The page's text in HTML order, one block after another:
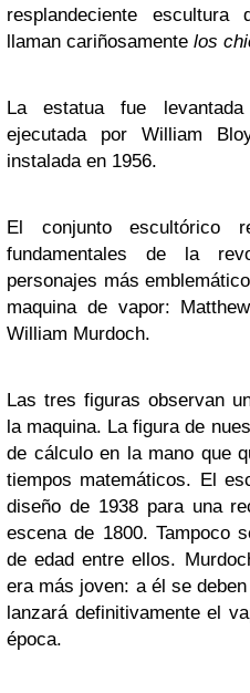
resplandeciente
llaman cariñosamente los
La estatua fue
ejecutada por William
instalada en 1956.
El conjunto escultórico
fundamentales de la
personajes más
maquina de vapor:
William Murdoch.
Las tres figuras observan
la maquina. La figura de
de cálculo en la mano que
tiempos matemáticos. El
diseño de 1938 para una
escena de 1800. Tampoco
de edad entre ellos.
era más joven: a él se
lanzará definitivamente el
época.